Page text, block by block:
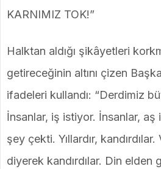
KARNIMIZ TOK!”
Halktan aldığı şikâyetleri
getireceğinin altını çizen
ifadeleri kullandı: “Derdimiz
İnsanlar, iş istiyor. İnsanlar,
şey çekti. Yıllardır,
diyerek kandırdılar. Din elden